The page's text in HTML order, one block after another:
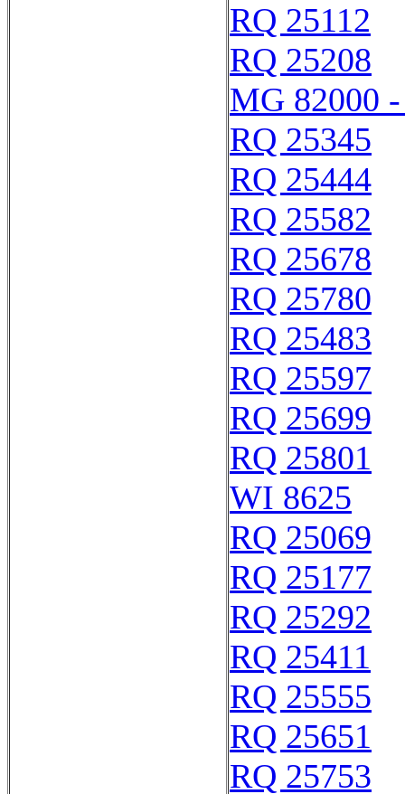
RQ 25112
RQ 25208
MG 82000
RQ 25345
RQ 25444
RQ 25582
RQ 25678
RQ 25780
RQ 25483
RQ 25597
RQ 25699
RQ 25801
WI 8625
RQ 25069
RQ 25177
RQ 25292
RQ 25411
RQ 25555
RQ 25651
RQ 25753